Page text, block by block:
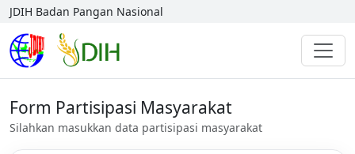
JDIH Badan Pangan Nasional
Form Partisipasi Masyarakat
Silahkan masukkan data partisipasi masyarakat